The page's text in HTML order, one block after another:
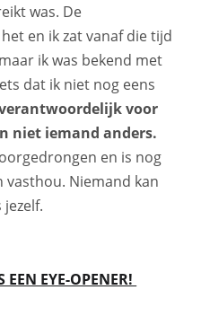
was. De
en ik zat vanaf die tijd
ik was bekend met
dat ik niet nog eens
voor
niet iemand anders.
en is nog
vasthou. Niemand kan
EYE-OPENER!